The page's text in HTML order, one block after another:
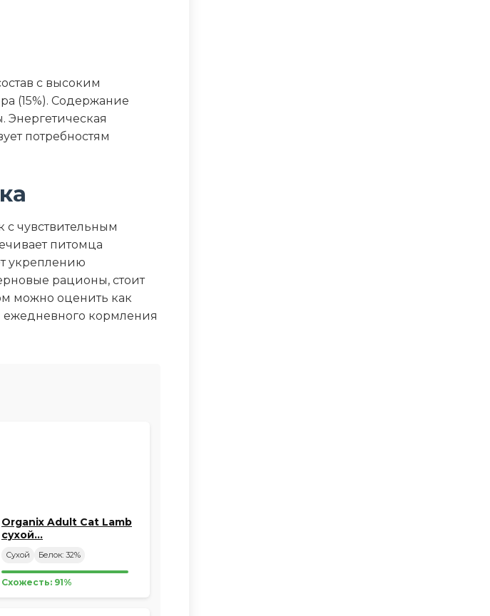
с высоким
(15%). Содержание
Энергетическая
потребностям
чувствительным
питомца
укреплению
рационы, стоит
можно оценить как
кормления
Organix Adult Cat Lamb
сухой…
Сухой Белок: 32%
Схожесть: 91%